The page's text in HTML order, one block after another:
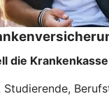
die